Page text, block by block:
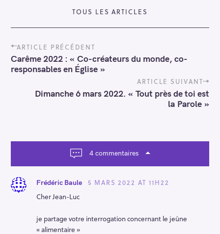
TOUS LES ARTICLES
P
o
s
t
t
n
ARTICLE PRÉCÉDENT
Carême 2022 : « Co-créateurs du monde, co-
responsables en Église »
ARTICLE SUIVANT
Dimanche 6 mars 2022. « Tout près de toi est
la Parole »
4 commentaires
Frédéric Baule
5 MARS 2022 AT 11H22
Cher Jean-Luc
je partage votre interrogation concernant le jeûne
« alimentaire »